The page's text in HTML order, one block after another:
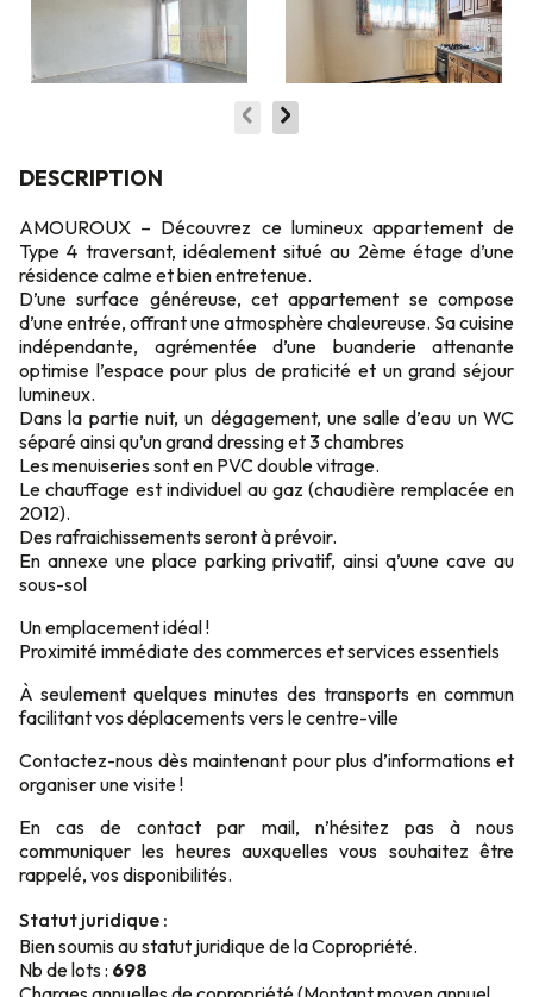
DESCRIPTION
AMOUROUX – Découvrez ce lumineux appartement de
Type 4 traversant, idéalement situé au 2ème étage d’une
résidence calme et bien entretenue.
D’une surface généreuse, cet appartement se compose
d’une entrée, offrant une atmosphère chaleureuse. Sa cuisine
indépendante, agrémentée d’une buanderie attenante
optimise l’espace pour plus de praticité et un grand séjour
lumineux.
Dans la partie nuit, un dégagement, une salle d’eau un WC
séparé ainsi qu’un grand dressing et 3 chambres
Les menuiseries sont en PVC double vitrage.
Le chauffage est individuel au gaz (chaudière remplacée en
2012).
Des rafraichissements seront à prévoir.
En annexe une place parking privatif, ainsi q’uune cave au
sous-sol
Un emplacement idéal !
Proximité immédiate des commerces et services essentiels
À seulement quelques minutes des transports en commun
facilitant vos déplacements vers le centre-ville
Contactez-nous dès maintenant pour plus d’informations et
organiser une visite !
En cas de contact par mail, n’hésitez pas à nous
communiquer les heures auxquelles vous souhaitez être
rappelé, vos disponibilités.
Statut juridique :
Bien soumis au statut juridique de la Copropriété.
Nb de lots : 698